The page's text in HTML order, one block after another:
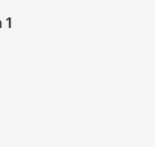
1